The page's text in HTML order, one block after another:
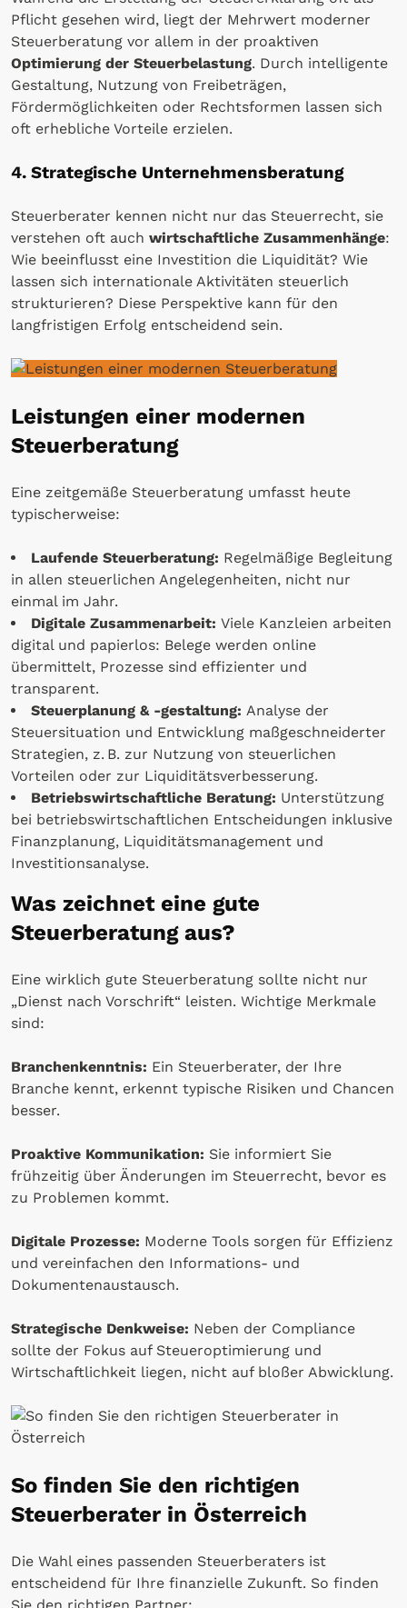
Pflicht gesehen wird, liegt der Mehrwert moderner
Steuerberatung vor allem in der proaktiven
Optimierung der Steuerbelastung. Durch intelligente
Gestaltung, Nutzung von Freibeträgen,
Fördermöglichkeiten oder Rechtsformen lassen sich
oft erhebliche Vorteile erzielen.
4. Strategische Unternehmensberatung
Steuerberater kennen nicht nur das Steuerrecht, sie
verstehen oft auch wirtschaftliche Zusammenhänge:
Wie beeinflusst eine Investition die Liquidität? Wie
lassen sich internationale Aktivitäten steuerlich
strukturieren? Diese Perspektive kann für den
langfristigen Erfolg entscheidend sein.
Leistungen einer modernen
Steuerberatung
Eine zeitgemäße Steuerberatung umfasst heute
typischerweise:
Laufende Steuerberatung: Regelmäßige Begleitung
in allen steuerlichen Angelegenheiten, nicht nur
einmal im Jahr.
Digitale Zusammenarbeit: Viele Kanzleien arbeiten
digital und papierlos: Belege werden online
übermittelt, Prozesse sind effizienter und
transparent.
Steuerplanung & -gestaltung: Analyse der
Steuersituation und Entwicklung maßgeschneiderter
Strategien, z. B. zur Nutzung von steuerlichen
Vorteilen oder zur Liquiditätsverbesserung.
Betriebswirtschaftliche Beratung: Unterstützung
bei betriebswirtschaftlichen Entscheidungen inklusive
Finanzplanung, Liquiditätsmanagement und
Investitionsanalyse.
Was zeichnet eine gute
Steuerberatung aus?
Eine wirklich gute Steuerberatung sollte nicht nur
„Dienst nach Vorschrift“ leisten. Wichtige Merkmale
sind:
Branchenkenntnis: Ein Steuerberater, der Ihre
Branche kennt, erkennt typische Risiken und Chancen
besser.
Proaktive Kommunikation: Sie informiert Sie
frühzeitig über Änderungen im Steuerrecht, bevor es
zu Problemen kommt.
Digitale Prozesse: Moderne Tools sorgen für Effizienz
und vereinfachen den Informations- und
Dokumentenaustausch.
Strategische Denkweise: Neben der Compliance
sollte der Fokus auf Steueroptimierung und
Wirtschaftlichkeit liegen, nicht auf bloßer Abwicklung.
So finden Sie den richtigen
Steuerberater in Österreich
Die Wahl eines passenden Steuerberaters ist
entscheidend für Ihre finanzielle Zukunft. So finden